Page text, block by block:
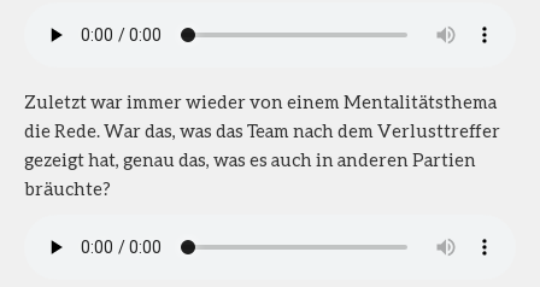
Zuletzt war immer wieder von einem Mentalitätsthema
die Rede. War das, was das Team nach dem Verlusttreffer
gezeigt hat, genau das, was es auch in anderen Partien
bräuchte?